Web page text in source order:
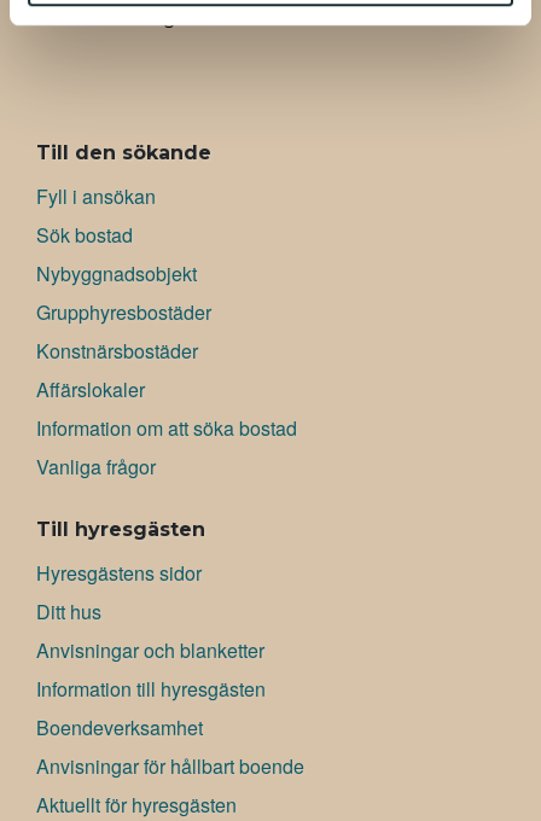
ALAVALIKKO
Till den sökande
Fyll i ansökan
Sök bostad
Nybyggnadsobjekt
Grupphyresbostäder
Konstnärsbostäder
Affärslokaler
Information om att söka bostad
Vanliga frågor
Till hyresgästen
Hyresgästens sidor
Ditt hus
Anvisningar och blanketter
Information till hyresgästen
Boendeverksamhet
Anvisningar för hållbart boende
Aktuellt för hyresgästen